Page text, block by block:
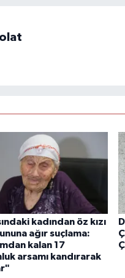
kadından öz kızı
ağır suçlama:
kalan 17
arsamı kandırarak